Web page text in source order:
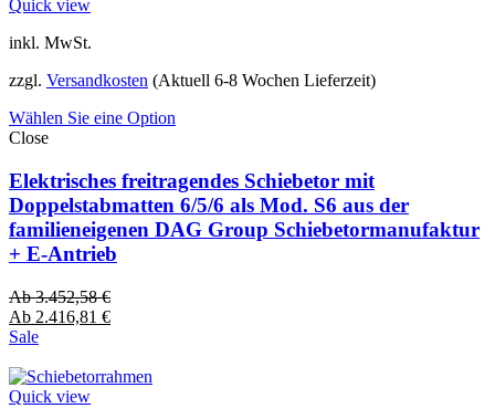
Quick view
inkl. MwSt.
zzgl. Versandkosten (Aktuell 6-8 Wochen Lieferzeit)
Wählen Sie eine Option
Close
Elektrisches freitragendes Schiebetor mit
Doppelstabmatten 6/5/6 als Mod. S6 aus der
familieneigenen DAG Group Schiebetormanufaktur
+ E-Antrieb
Ab3.452,58€
Ab 2.416,81 €
Sale
Quick view